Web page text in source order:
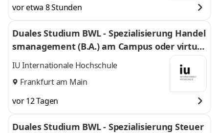
vor etwa 8 Stunden
Duales Studium BWL - Spezialisierung Handel
smanagement (B.A.) am Campus oder virtuel
l
IU Internationale Hochschule
Frankfurt am Main
vor 12 Tagen
Duales Studium BWL - Spezialisierung Steuer